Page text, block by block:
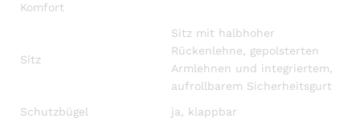
Komfort
Sitz
Sitz mit halbhoher
Rückenlehne, gepolsterten
Armlehnen und integriertem,
aufrollbarem Sicherheitsgurt
Schutzbügel
ja, klappbar